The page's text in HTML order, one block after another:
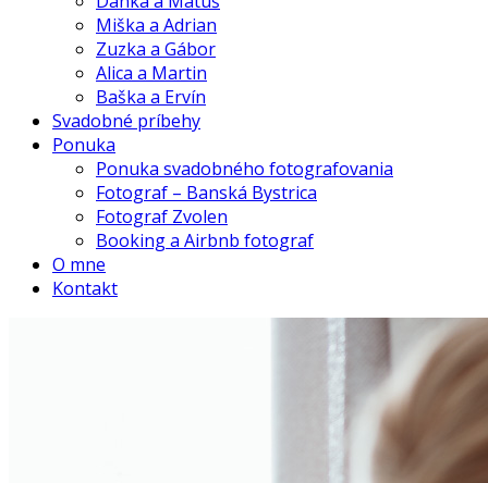
Miška a Adrian
Zuzka a Gábor
Alica a Martin
Baška a Ervín
Svadobné príbehy
Ponuka
Ponuka svadobného fotografovania
Fotograf – Banská Bystrica
Fotograf Zvolen
Booking a Airbnb fotograf
O mne
Kontakt